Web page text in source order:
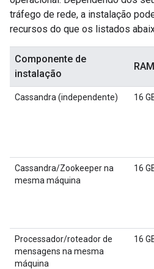
tráfego de rede, a instalação
recursos do que os listados
Componente de
instalação
RAM
Cassandra (independente) 16
Cassandra/Zookeeper na
mesma máquina
16
Processador/roteador de
mensagens na mesma
máquina
16